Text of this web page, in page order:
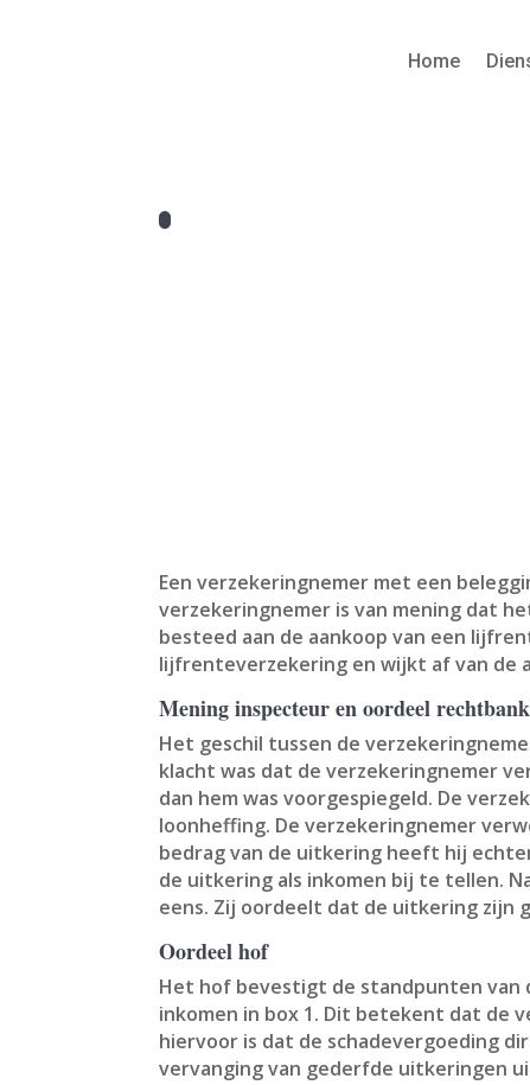
Home
Een verzekeringnemer met een
verzekeringnemer is van mening dat
besteed aan de aankoop van een
lijfrenteverzekering en wijkt af van de
Mening inspecteur en oordeel rechtbank
Het geschil tussen de
klacht was dat de verzekeringnemer
dan hem was voorgespiegeld. De
loonheffing. De verzekeringnemer
bedrag van de uitkering heeft hij
de uitkering als inkomen bij te tellen.
eens. Zij oordeelt dat de uitkering zijn
Oordeel hof
Het hof bevestigt de standpunten
inkomen in box 1. Dit betekent dat de
hiervoor is dat de schadevergoeding
vervanging van gederfde uitkeringen